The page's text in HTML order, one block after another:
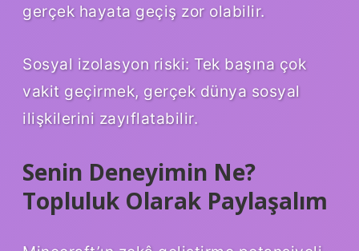
gerçek hayata geçiş zor olabilir.
Sosyal izolasyon riski: Tek başına çok
vakit geçirmek, gerçek dünya sosyal
ilişkilerini zayıflatabilir.
Senin Deneyimin Ne?
Topluluk Olarak Paylaşalım